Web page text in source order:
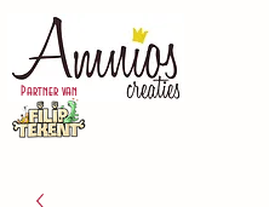
Partner van